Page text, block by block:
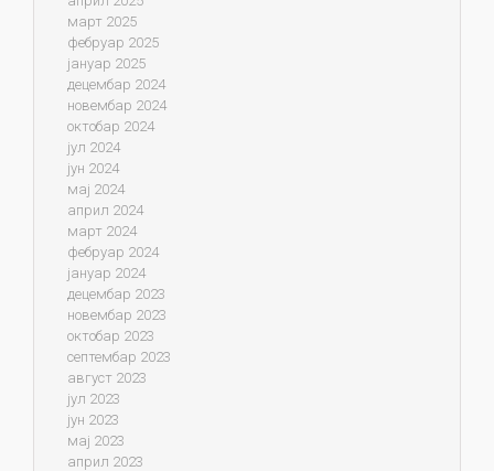
март 2025
фебруар 2025
јануар 2025
децембар 2024
новембар 2024
октобар 2024
јул 2024
јун 2024
мај 2024
април 2024
март 2024
фебруар 2024
јануар 2024
децембар 2023
новембар 2023
октобар 2023
септембар 2023
август 2023
јул 2023
јун 2023
мај 2023
април 2023